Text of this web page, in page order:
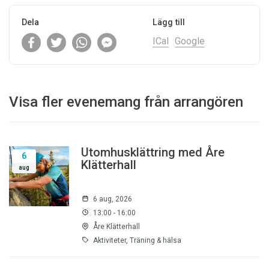
Dela Lägg till
ICal Google
Visa fler evenemang från arrangören
6
aug
Utomhusklättring med Åre
Klätterhall
6 aug, 2026
13:00 - 16:00
Åre Klätterhall
Aktiviteter, Träning & hälsa